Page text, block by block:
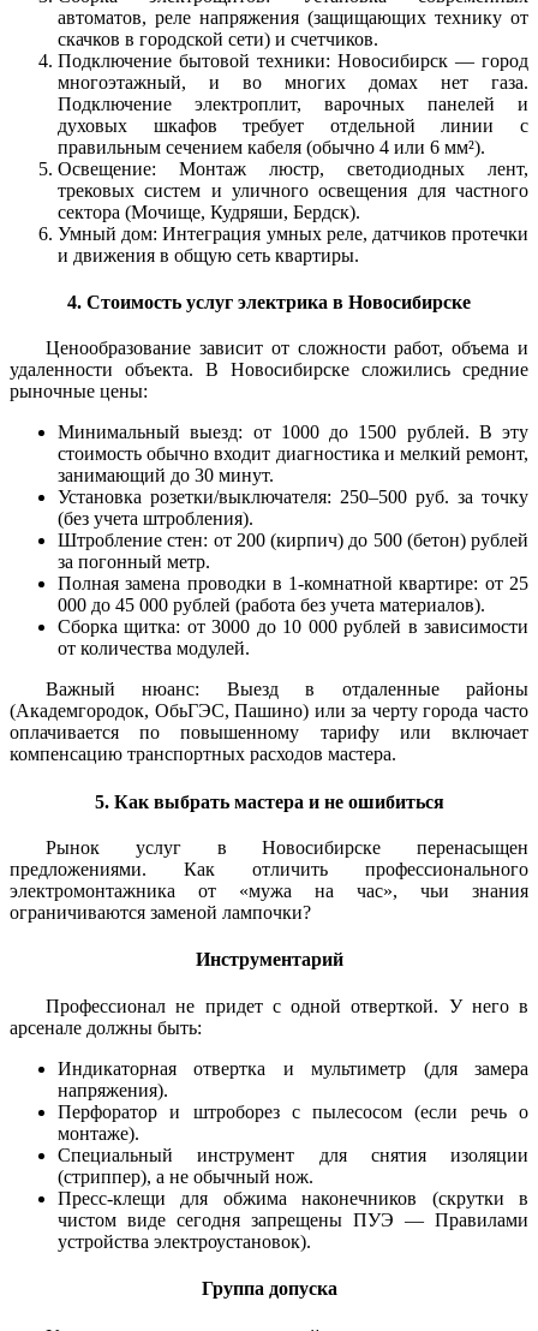
автоматов, реле напряжения (защищающих технику от
скачков в городской сети) и счетчиков.
Подключение бытовой техники: Новосибирск — город
многоэтажный, и во многих домах нет газа.
Подключение электроплит, варочных панелей и
духовых шкафов требует отдельной линии с
правильным сечением кабеля (обычно 4 или 6 мм²).
Освещение: Монтаж люстр, светодиодных лент,
трековых систем и уличного освещения для частного
сектора (Мочище, Кудряши, Бердск).
Умный дом: Интеграция умных реле, датчиков протечки
и движения в общую сеть квартиры.
4. Стоимость услуг электрика в Новосибирске
Ценообразование зависит от сложности работ, объема и
удаленности объекта. В Новосибирске сложились средние
рыночные цены:
Минимальный выезд: от 1000 до 1500 рублей. В эту
стоимость обычно входит диагностика и мелкий ремонт,
занимающий до 30 минут.
Установка розетки/выключателя: 250–500 руб. за точку
(без учета штробления).
Штробление стен: от 200 (кирпич) до 500 (бетон) рублей
за погонный метр.
Полная замена проводки в 1-комнатной квартире: от 25
000 до 45 000 рублей (работа без учета материалов).
Сборка щитка: от 3000 до 10 000 рублей в зависимости
от количества модулей.
Важный нюанс: Выезд в отдаленные районы
(Академгородок, ОбьГЭС, Пашино) или за черту города часто
оплачивается по повышенному тарифу или включает
компенсацию транспортных расходов мастера.
5. Как выбрать мастера и не ошибиться
Рынок услуг в Новосибирске перенасыщен
предложениями. Как отличить профессионального
электромонтажника от «мужа на час», чьи знания
ограничиваются заменой лампочки?
Инструментарий
Профессионал не придет с одной отверткой. У него в
арсенале должны быть:
Индикаторная отвертка и мультиметр (для замера
напряжения).
Перфоратор и штроборез с пылесосом (если речь о
монтаже).
Специальный инструмент для снятия изоляции
(стриппер), а не обычный нож.
Пресс-клещи для обжима наконечников (скрутки в
чистом виде сегодня запрещены ПУЭ — Правилами
устройства электроустановок).
Группа допуска